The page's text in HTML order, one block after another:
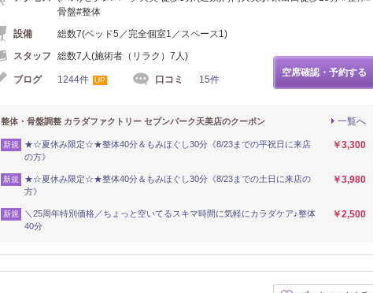
骨盤#整体
設備
総数7(ベッド5／完全個室1／スペース1)
スタッフ
総数7人(施術者（リラク）7人)
ブログ 1244件 UP 口コミ 15件
空席確認・予約する
一覧へ
整体・骨盤調整 カラダファクトリー セブンパーク天美店のクーポン
新規
★☆夏休み限定☆★整体40分＆もみほぐし30分《8/23までの平祝日に来店
の方》
￥3,300
新規
★☆夏休み限定☆★整体40分＆もみほぐし30分《8/23までの土日に来店の
方》
￥3,980
新規
＼25周年特別価格／ちょっと空いてるスキマ時間に気軽にカラダケア♪整体
40分
￥2,500